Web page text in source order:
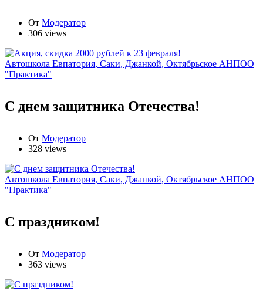
От Модератор
306 views
Автошкола Евпатория, Саки, Джанкой, Октябрьское АНПОО
"Практика"
С днем защитника Отечества!
От Модератор
328 views
Автошкола Евпатория, Саки, Джанкой, Октябрьское АНПОО
"Практика"
С праздником!
От Модератор
363 views